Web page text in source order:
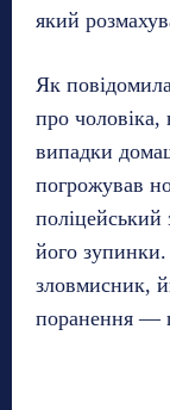
який
Як
про чоловіка,
випадки
погрожував
поліцейський
його
зловмисник,
поранення —